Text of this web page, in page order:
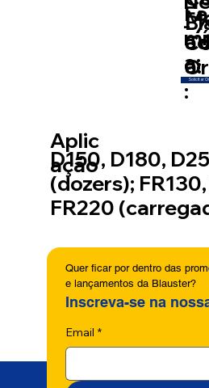
Aplic
ação
D150, D180,
(dozers);
FR220
a:
Fa
a:
:
-
Solicitar
Quer ficar por dentro das
e lançamentos da Blauster?
Inscreva-se na
Email *